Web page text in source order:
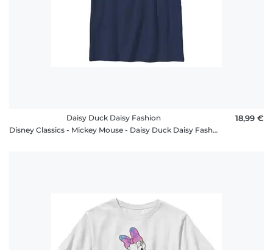
Daisy Duck Daisy Fashion
Disney Classics - Mickey Mouse - Daisy Duck Daisy Fashion - Enfant T-shirt
18,99 €